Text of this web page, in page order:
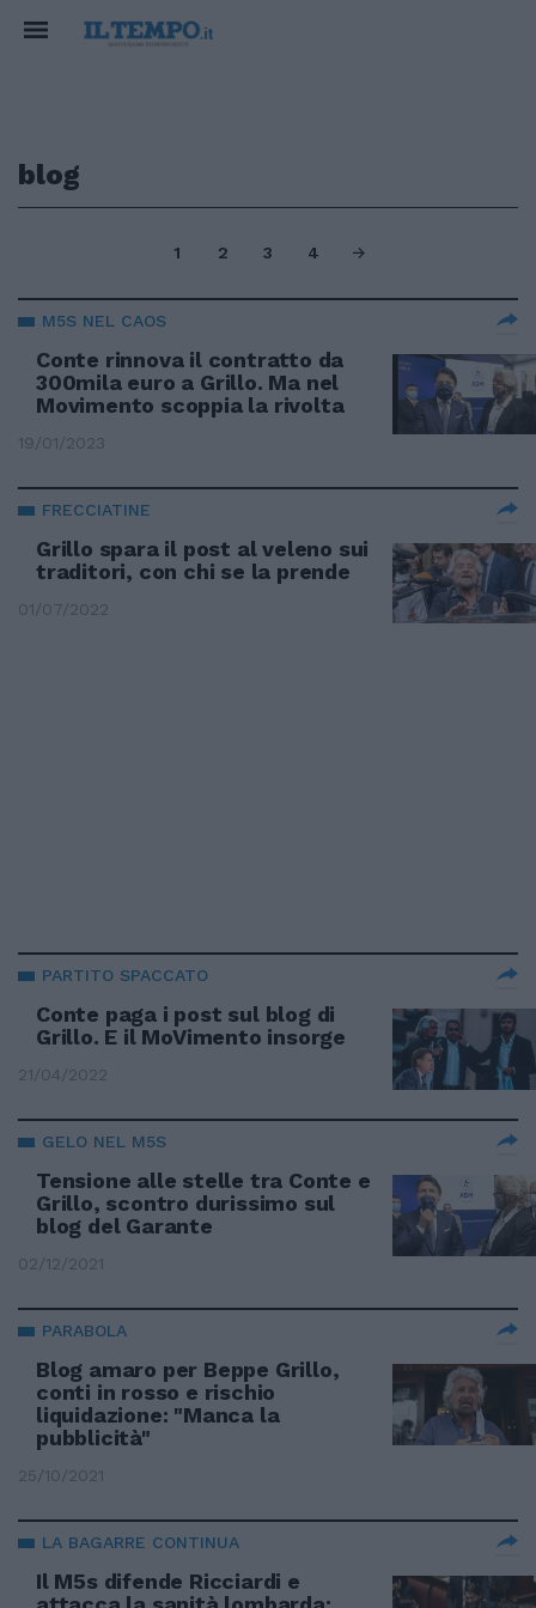
blog
1 2 3 4
M5S NEL CAOS
Conte rinnova il contratto da
300mila euro a Grillo. Ma nel
Movimento scoppia la rivolta
19/01/2023
FRECCIATINE
Grillo spara il post al veleno sui
traditori, con chi se la prende
01/07/2022
PARTITO SPACCATO
Conte paga i post sul blog di
Grillo. E il MoVimento insorge
21/04/2022
GELO NEL M5S
Tensione alle stelle tra Conte e
Grillo, scontro durissimo sul
blog del Garante
02/12/2021
PARABOLA
Blog amaro per Beppe Grillo,
conti in rosso e rischio
liquidazione: "Manca la
pubblicità"
25/10/2021
LA BAGARRE CONTINUA
Il M5s difende Ricciardi e